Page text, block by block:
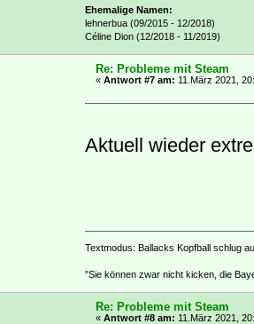
Ehemalige Namen:
lehnerbua (09/2015 - 12/2018)
Céline Dion (12/2018 - 11/2019)
Re: Probleme mit Steam
«Antwort #7 am: 11.März 2021,
Aktuell wieder
Textmodus: Ballacks Kopfball schlug
"Sie können zwar nicht kicken, die
Re: Probleme mit Steam
«Antwort #8 am: 11.März 2021,